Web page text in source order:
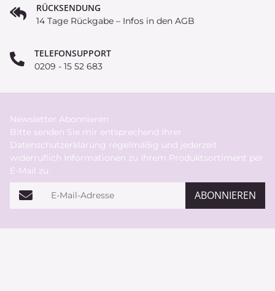
RÜCKSENDUNG
14 Tage Rückgabe – Infos in den AGB
TELEFONSUPPORT
0209 - 15 52 683
Newsletter Abonnieren
Bitte senden Sie mir entsprechend Ihrer
Datenschutzerklärung regelmäßig und jederzeit
widerruflich Informationen zu Ihrem Produktsortiment per
E-Mail zu.
E-Mail-Adresse ABONNIEREN